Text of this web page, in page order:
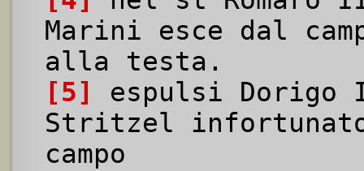
Marini esce dal
alla testa.
[5]
espulsi Dorigo
Stritzel infortunato
campo